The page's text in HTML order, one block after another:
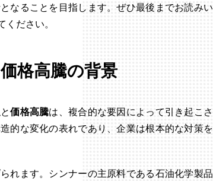
なることを目指します。ぜひ最後までお読みい
ださい。
格高騰の背景
と価格高騰は、複合的な要因によって引き起こさ
的な変化の表れであり、企業は根本的な対策を
れます。シンナーの主原料である石油化学製品